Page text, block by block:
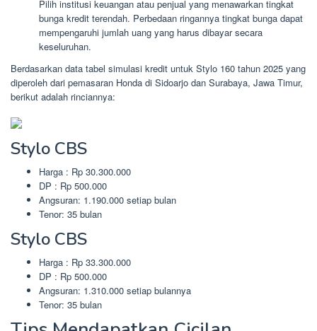
Pilih institusi keuangan atau penjual yang menawarkan tingkat
bunga kredit terendah. Perbedaan ringannya tingkat bunga dapat
mempengaruhi jumlah uang yang harus dibayar secara
keseluruhan.
Berdasarkan data tabel simulasi kredit untuk Stylo 160 tahun 2025 yang
diperoleh dari pemasaran Honda di Sidoarjo dan Surabaya, Jawa Timur,
berikut adalah rinciannya:
Stylo CBS
Harga : Rp 30.300.000
DP : Rp 500.000
Angsuran: 1.190.000 setiap bulan
Tenor: 35 bulan
Stylo CBS
Harga : Rp 33.300.000
DP : Rp 500.000
Angsuran: 1.310.000 setiap bulannya
Tenor: 35 bulan